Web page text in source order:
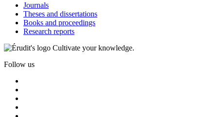
Journals
Theses and dissertations
Books and proceedings
Research reports
Cultivate your knowledge.
Follow us